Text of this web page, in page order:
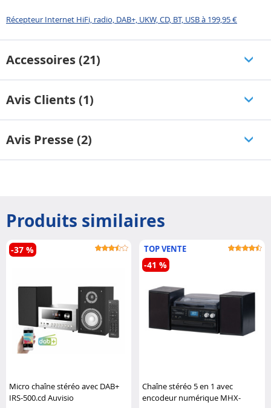
Récepteur Internet HiFi, radio, DAB+, UKW, CD, BT, USB à 199,95 €
Accessoires (21)
Avis Clients (1)
Avis Presse (2)
Produits similaires
Micro chaîne stéréo avec DAB+
IRS-500.cd Auvisio
-37 % TOP VENTE
Chaîne stéréo 5 en 1 avec
encodeur numérique MHX-
-41 %